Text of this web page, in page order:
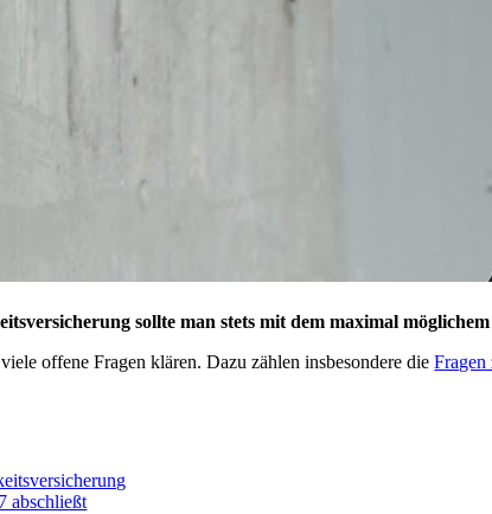
sollte man stets mit dem maximal
offene Fragen klären. Dazu zählen insbesondere dieFragen
abschließt